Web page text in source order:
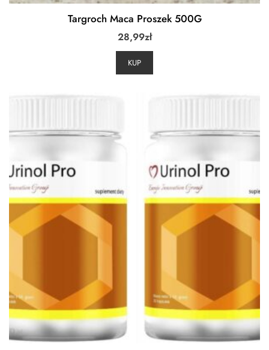
Targroch Maca Proszek 500G
28,99zł
KUP